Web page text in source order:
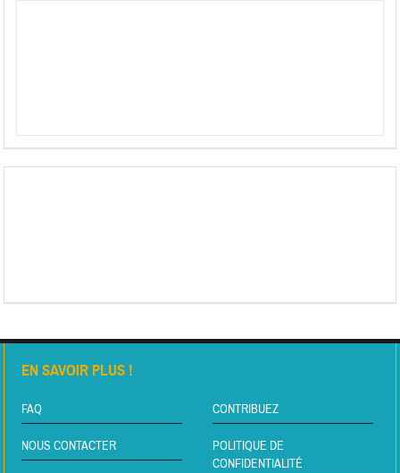
EN SAVOIR PLUS !
FAQ CONTRIBUEZ
NOUS CONTACTER
POLITIQUE DE
CONFIDENTIALITÉ